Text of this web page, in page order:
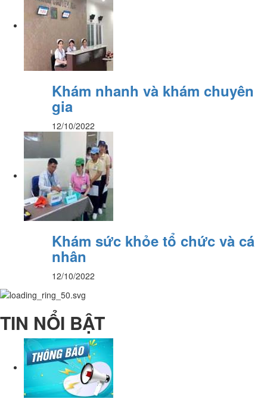
Khám nhanh và khám chuyên
gia
12/10/2022
Khám sức khỏe tổ chức và cá
nhân
12/10/2022
TIN NỔI BẬT